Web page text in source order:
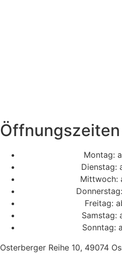
Montag:
Dienstag:
Mittwoch:
Freitag:
Samstag:
Sonntag:
Osterberger Reihe 10, 49074